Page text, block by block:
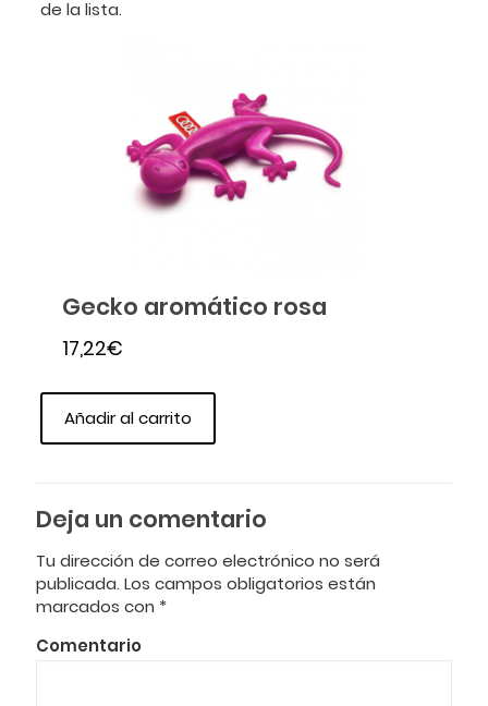
de la lista.
Gecko aromático rosa
17,22€
Añadir al carrito
Deja un comentario
Tu dirección de correo electrónico no será
publicada. Los campos obligatorios están
marcados con *
Comentario